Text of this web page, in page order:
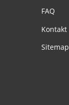
FAQ
Kontakt
Sitemap